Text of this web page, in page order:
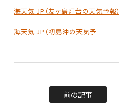
海天気.JP（友ヶ島灯台の天気予報）
海天気.JP（初島沖の天気予
前の記事